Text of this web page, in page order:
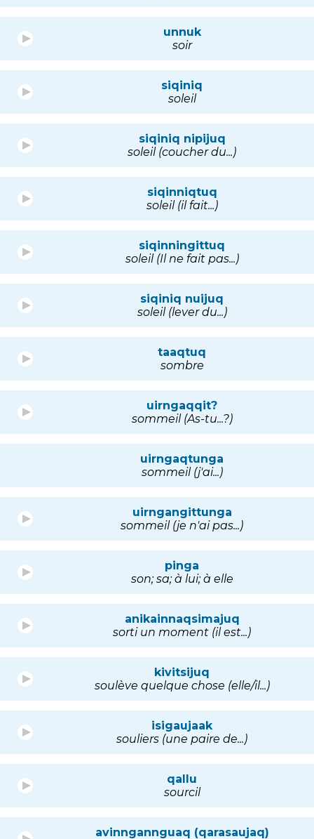
unnuk
soir
siqiniq
soleil
siqiniq nipijuq
soleil (coucher du...)
siqinniqtuq
soleil (il fait...)
siqinningittuq
soleil (Il ne fait pas...)
siqiniq nuijuq
soleil (lever du...)
taaqtuq
sombre
uirngaqqit?
sommeil (As-tu...?)
uirngaqtunga
sommeil (j'ai...)
uirngangittunga
sommeil (je n'ai pas...)
pinga
son; sa; à lui; à elle
anikainnaqsimajuq
sorti un moment (il est...)
kivitsijuq
soulève quelque chose (elle/il...)
isigaujaak
souliers (une paire de...)
qallu
sourcil
avinngannguaq (qarasaujaq)